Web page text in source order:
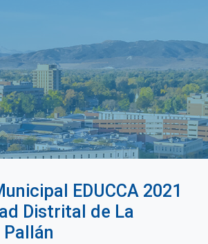
EDUCCA 2021
Distrital de La